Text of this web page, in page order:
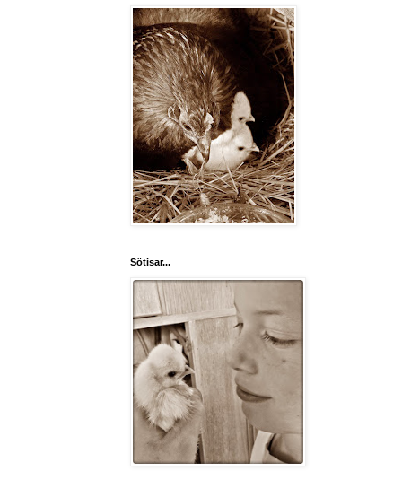
Sötisar...